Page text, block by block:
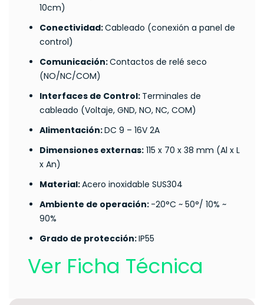
10cm)
Conectividad:Cableado (conexión a panel de
control)
Comunicación:Contactos de relé seco
(NO/NC/COM)
Interfaces de Control: Terminales de
cableado (Voltaje, GND, NO, NC, COM)
Alimentación:DC 9 – 16V 2A
Dimensiones externas: 115 x 70 x 38 mm (Al x L
x An)
Material:Acero inoxidable SUS304
Ambiente de operación: -20°C ~ 50°/ 10% ~
90%
Grado de protección:IP55
Ver Ficha Técnica